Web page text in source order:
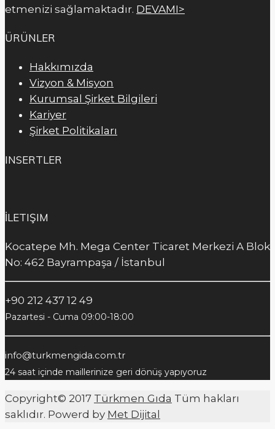
etmenizi sağlamaktadır. DEVAMI>
ÜRÜNLER
Hakkımızda
Vizyon & Misyon
Kurumsal Şirket Bilgileri
Kariyer
Şirket Politikaları
INSERTLER
İLETIŞIM
Kocatepe Mh. Mega Center Ticaret Merkezi A Blok
No: 462 Bayrampaşa / İstanbul
+90 212 437 12 49
Pazartesi - Cuma 09:00-18:00
info@turkmengida.com.tr
24 saat içinde maillerinize geri dönüş yapıyoruz
Copyright© 2017 Türkmen Gıda Tüm hakları
saklıdır. Powerd by Met Dijital